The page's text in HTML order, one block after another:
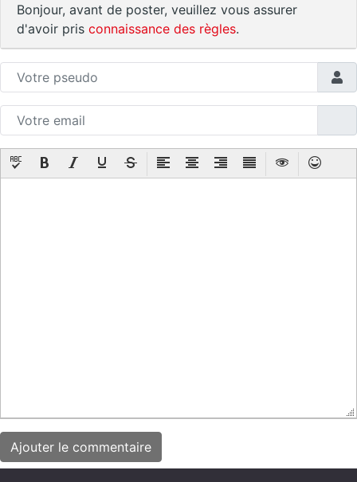
Bonjour, avant de poster, veuillez vous assurer
d'avoir pris connaissance des règles.